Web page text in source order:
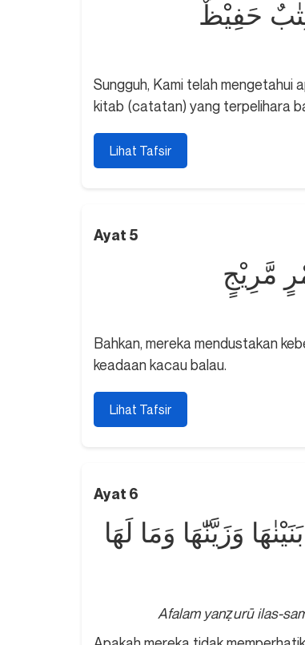
حَفِيْظٌ
Sungguh, Kami telah mengetahui
kitab (catatan) yang terpelihara
Lihat Tafsir
Ayat 5
مَّرِيْجٍ
Bahkan, mereka mendustakan
keadaan kacau balau.
Lihat Tafsir
Ayat 6
وَزَيَّنّٰهَا وَمَا لَهَا
Afalam yanẓurū ilas-